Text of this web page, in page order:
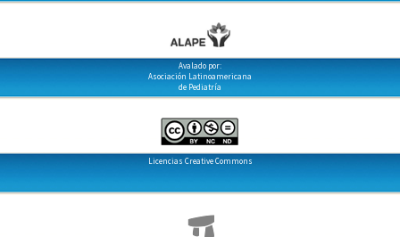
Avalado por:
Asociación Latinoamericana
de Pediatría
Licencias Creative Commons